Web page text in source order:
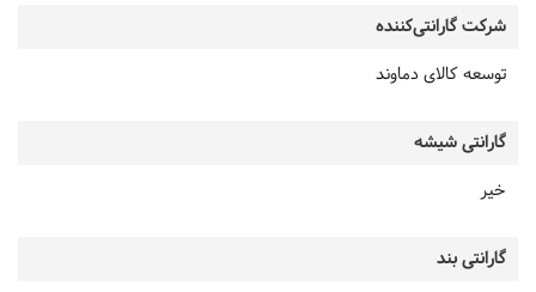
شرکت گارانتی‌کننده
توسعه کالای دماوند
گارانتی شیشه
خیر
گارانتی بند